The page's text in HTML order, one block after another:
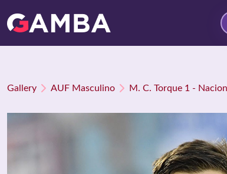
Gallery AUF Masculino M. C. Torque 1 -